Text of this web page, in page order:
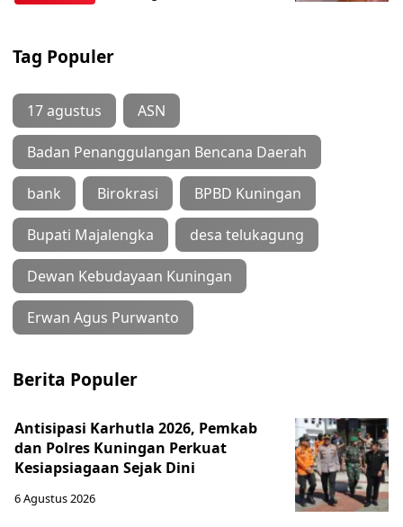
Tag Populer
17 agustus ASN
Badan Penanggulangan Bencana Daerah
bank Birokrasi BPBD Kuningan
Bupati Majalengka desa telukagung
Dewan Kebudayaan Kuningan
Erwan Agus Purwanto
Berita Populer
Antisipasi Karhutla 2026, Pemkab
dan Polres Kuningan Perkuat
Kesiapsiagaan Sejak Dini
6 Agustus 2026